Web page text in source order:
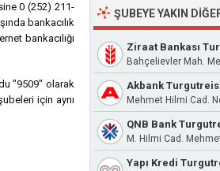
0 (252) 211-
bankacılık
bankacılığı
"9509" olarak
için aynı
ŞUBEYE YAKIN
Ziraat Bankası
Akbank Turgutreis
Mehmet Hilmi Cad.
QNB Bank
Yapı Kredi